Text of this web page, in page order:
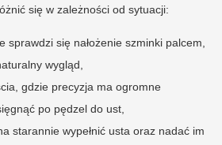
się w zależności od sytuacji:
sprawdzi się nałożenie szminki palcem,
wygląd,
gdzie precyzja ma ogromne
po pędzel do ust,
starannie wypełnić usta oraz nadać im